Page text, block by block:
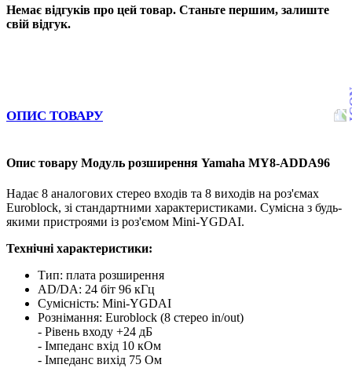
Немає відгуків про цей товар. Станьте першим, залиште
свій відгук.
ОПИС ТОВАРУ
Опис товару Модуль розширення Yamaha MY8-ADDA96
Надає 8 аналогових стерео входів та 8 виходів на роз'ємах
Euroblock, зі стандартними характеристиками. Сумісна з будь-
якими пристроями із роз'ємом Mini-YGDAI.
Технічні характеристики:
Тип: плата розширення
AD/DA: 24 біт 96 кГц
Сумісність: Mini-YGDAI
Рознімання: Euroblock (8 стерео in/out)
- Рівень входу +24 дБ
- Імпеданс вхід 10 кОм
- Імпеданс вихід 75 Ом